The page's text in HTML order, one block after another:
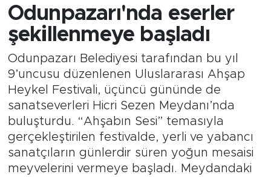
Odunpazarı'nda eserler
şekillenmeye başladı
Odunpazarı Belediyesi tarafından bu yıl
9’uncusu düzenlenen Uluslararası Ahşap
Heykel Festivali, üçüncü gününde de
sanatseverleri Hicri Sezen Meydanı’nda
buluşturdu. “Ahşabın Sesi” temasıyla
gerçekleştirilen festivalde, yerli ve yabancı
sanatçıların günlerdir süren yoğun mesaisi
meyvelerini vermeye başladı. Meydandaki
Siyaset
Spor
Sağlık
Ekonomi
Eğitim
Sanat
Trafik Durumu
Süper Lig Puan Durumu ve Fikstür
Tüm Manşetler
Son Dakika Haberleri
Haber Arşivi